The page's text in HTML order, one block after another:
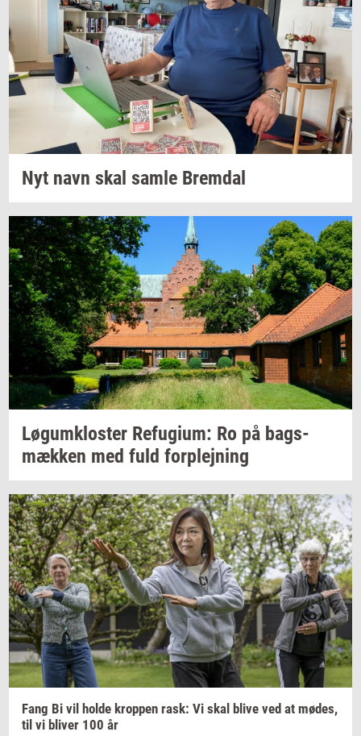
Nyt navn skal samle Brem­dal
Løgum­klo­ster Re­fu­gi­um: Ro på bags­
mæk­ken med fuld for­plej­ning
Fang Bi vil holde krop­pen rask: Vi skal blive ved at mødes,
til vi bli­ver 100 år